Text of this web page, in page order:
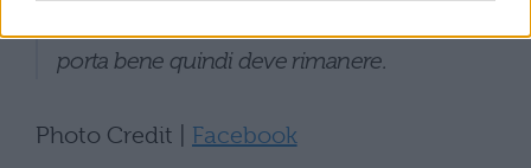
porta bene quindi deve rimanere.
Photo Credit | Facebook